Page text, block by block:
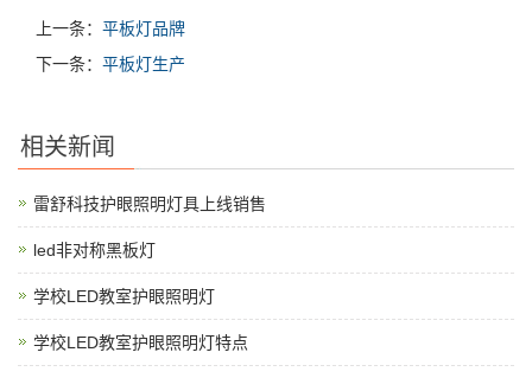
上一条： 平板灯品牌
下一条： 平板灯生产
相关新闻
雷舒科技护眼照明灯具上线销售
led非对称黑板灯
学校LED教室护眼照明灯
学校LED教室护眼照明灯特点